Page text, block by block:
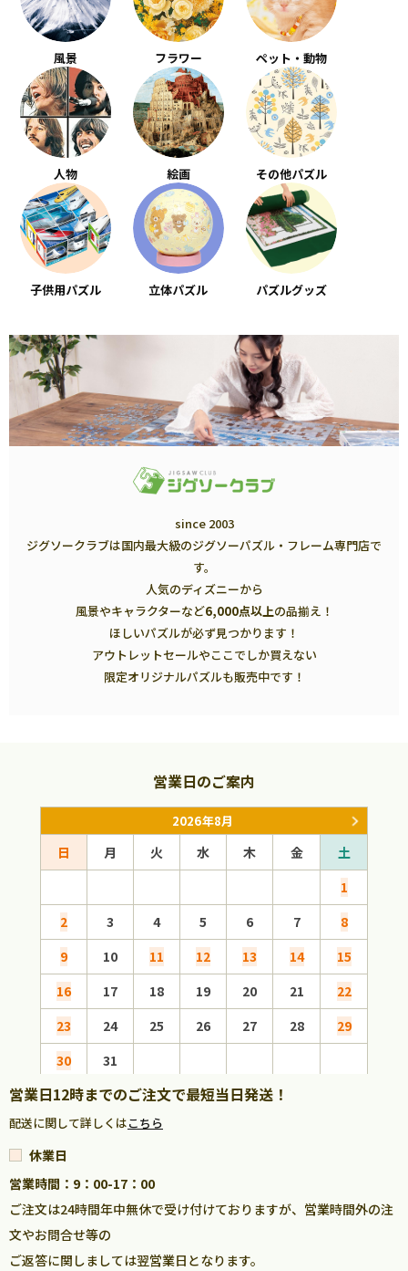
風景 フラワー ペット・動物
人物 絵画 その他パズル
子供用パズル 立体パズル パズルグッズ
since 2003
ジグソークラブは国内最大級のジグソーパズル・フレーム専門店で
す。
人気のディズニーから
風景やキャラクターなど6,000点以上の品揃え！
ほしいパズルが必ず見つかります！
アウトレットセールやここでしか買えない
限定オリジナルパズルも販売中です！
営業日のご案内
2026年8月
日 月 火 水 木 金
土
1
2
3 4 5 6 7
8
9
10 11 12 13 14
15
16
17 18 19 20 21
22
23
24 25 26 27 28
29
30
31
営業日12時までのご注文で最短当日発送！
配送に関して詳しくはこちら
休業日
営業時間：9：00-17：00
ご注文は24時間年中無休で受け付けておりますが、営業時間外の注
文やお問合せ等の
ご返答に関しましては翌営業日となります。